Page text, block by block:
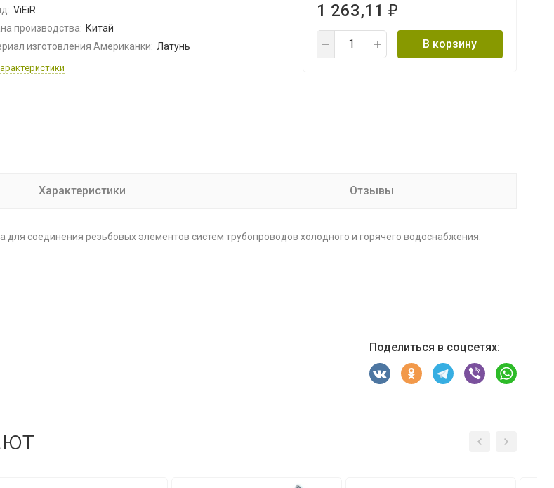
ViEiR
производства: Китай
изготовления Американки: Латунь
1 263,11 ₽
В корзину
Характеристики Отзывы
соединения резьбовых элементов систем трубопроводов холодного и горячего водоснабжения.
Поделиться в соцсетях: